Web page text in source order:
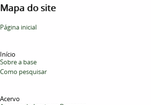
Mapa do site
Página inicial
Início
Sobre a base
Como pesquisar
Acervo